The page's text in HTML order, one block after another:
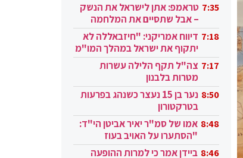
7:35 טראמפ: אתן לישראל את הנשק
– אבל שתסיים את המלחמה
בעזה 7:18 דיווח אמריקני: "חיזבאללה לא
יתקוף את ישראל במהלך המו"מ
בקטאר" 7:17 צה"ל תקף הלילה עשרות
מטרות בלבנון
8:50
נער בן 15 נעצר כשנהג בפרעות
בטרקטורון
8:48 אמו של סמ"ר יאיר אביטן הי"ד:
"הסתערו על האויב בעוז
ובגבורה" 8:46 ביידן אמר כי למרות ההופעה